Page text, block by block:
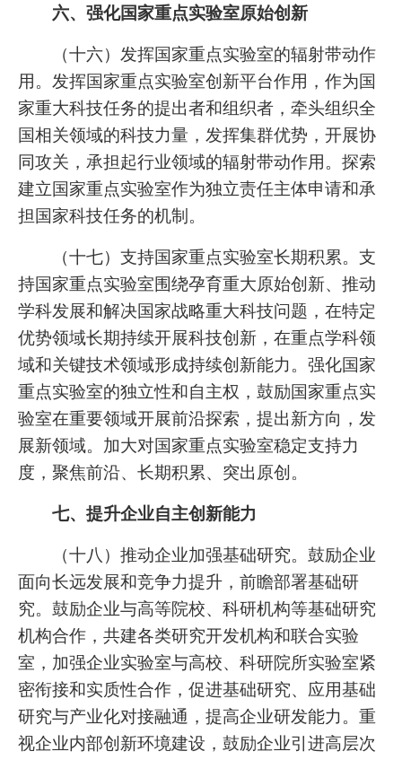
六、强化国家重点实验室原始创新
（十六）发挥国家重点实验室的辐射带动作
用。发挥国家重点实验室创新平台作用，作为国
家重大科技任务的提出者和组织者，牵头组织全
国相关领域的科技力量，发挥集群优势，开展协
同攻关，承担起行业领域的辐射带动作用。探索
建立国家重点实验室作为独立责任主体申请和承
担国家科技任务的机制。
（十七）支持国家重点实验室长期积累。支
持国家重点实验室围绕孕育重大原始创新、推动
学科发展和解决国家战略重大科技问题，在特定
优势领域长期持续开展科技创新，在重点学科领
域和关键技术领域形成持续创新能力。强化国家
重点实验室的独立性和自主权，鼓励国家重点实
验室在重要领域开展前沿探索，提出新方向，发
展新领域。加大对国家重点实验室稳定支持力
度，聚焦前沿、长期积累、突出原创。
七、提升企业自主创新能力
（十八）推动企业加强基础研究。鼓励企业
面向长远发展和竞争力提升，前瞻部署基础研
究。鼓励企业与高等院校、科研机构等基础研究
机构合作，共建各类研究开发机构和联合实验
室，加强企业实验室与高校、科研院所实验室紧
密衔接和实质性合作，促进基础研究、应用基础
研究与产业化对接融通，提高企业研发能力。重
视企业内部创新环境建设，鼓励企业引进高层次